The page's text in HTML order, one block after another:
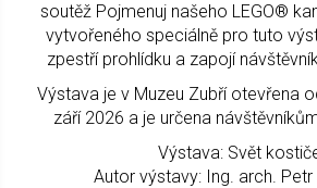
soutěž Pojmenuj našeho LEGO®
vytvořeného speciálně pro tuto
zpestří prohlídku a zapojí
Výstava je v Muzeu Zubří otevřena
září 2026 a je určena
Výstava: Svět
Autor výstavy: Ing. arch. Petr